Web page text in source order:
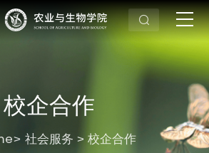
校企合作
> 社会服务 > 校企合作